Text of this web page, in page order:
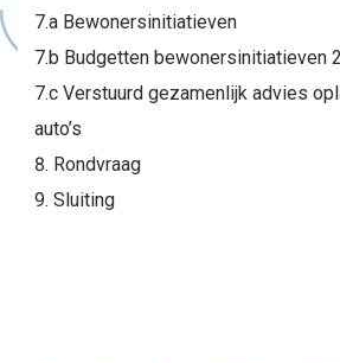
7.a Bewonersinitiatieven
7.b Budgetten bewonersinitiatieven
7.c Verstuurd gezamenlijk advies
auto’s
Rondvraag
Sluiting